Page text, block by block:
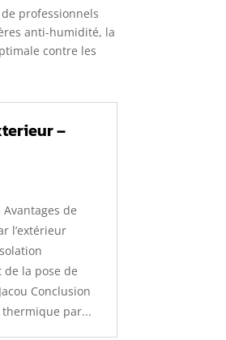
professionnels
anti-humidité, la
contre les
–
de
l’extérieur
de la pose de
Conclusion
thermique par...